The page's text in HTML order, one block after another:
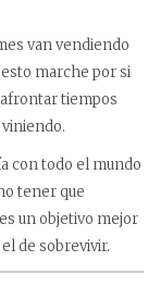
van vendiendo
marche por si
tiempos
con todo el mundo
tener que
un objetivo mejor
de sobrevivir.